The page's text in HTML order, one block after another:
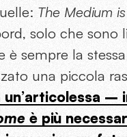
The Medium
solo che
è sempre la
una piccola
un’articolessa
è più